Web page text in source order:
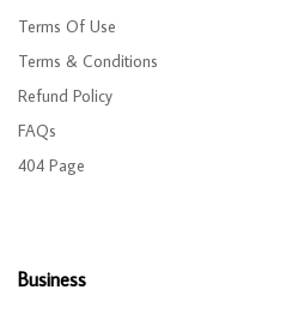
Terms Of Use
Terms & Conditions
Refund Policy
FAQs
404 Page
Business